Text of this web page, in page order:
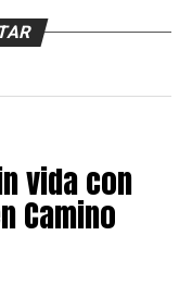
vida con
Camino